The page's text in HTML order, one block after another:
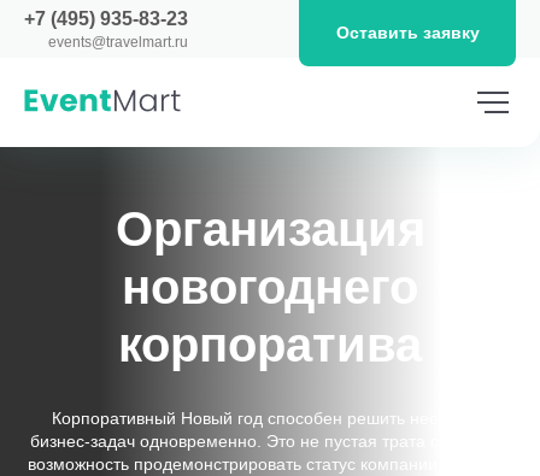
+7 (495) 935-83-23
events@travelmart.ru Оставить заявку
Организация
новогоднего
корпоратива
Корпоративный Новый год способен решить несколько
бизнес-задач одновременно. Это не пустая трата средств, а
возможность продемонстрировать статус компании, наличие